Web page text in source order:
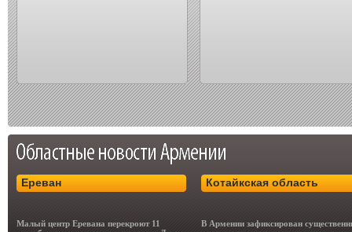
Ереван
Малый центр Еревана перекроют 11
Котайкская область
В Армении зафиксирован